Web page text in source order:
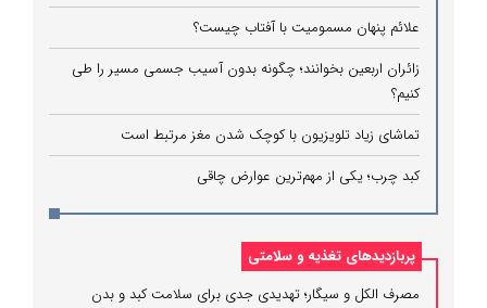
علائم پنهان مسمومیت با آفتاب چیست؟
زائران اربعین بخوانند؛ چگونه بدون آسیب جسمی مسیر را طی
کنیم؟
تماشای زیاد تلویزیون با کوچک شدن مغز مرتبط است
کبد چرب؛ یکی از مهم‌ترین عوارض چاقی
پربازدیدهای تغذیه و سلامتی
مصرف الکل و سیگار؛ تهدیدی جدی برای سلامت کبد و بدن